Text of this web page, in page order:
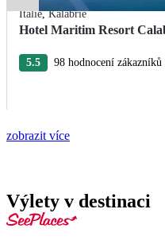
Itálie,Kalábrie
Hotel Maritim Resort
5.5
98 hodnocení zákazníků
zobrazit více
Výlety v destinaci